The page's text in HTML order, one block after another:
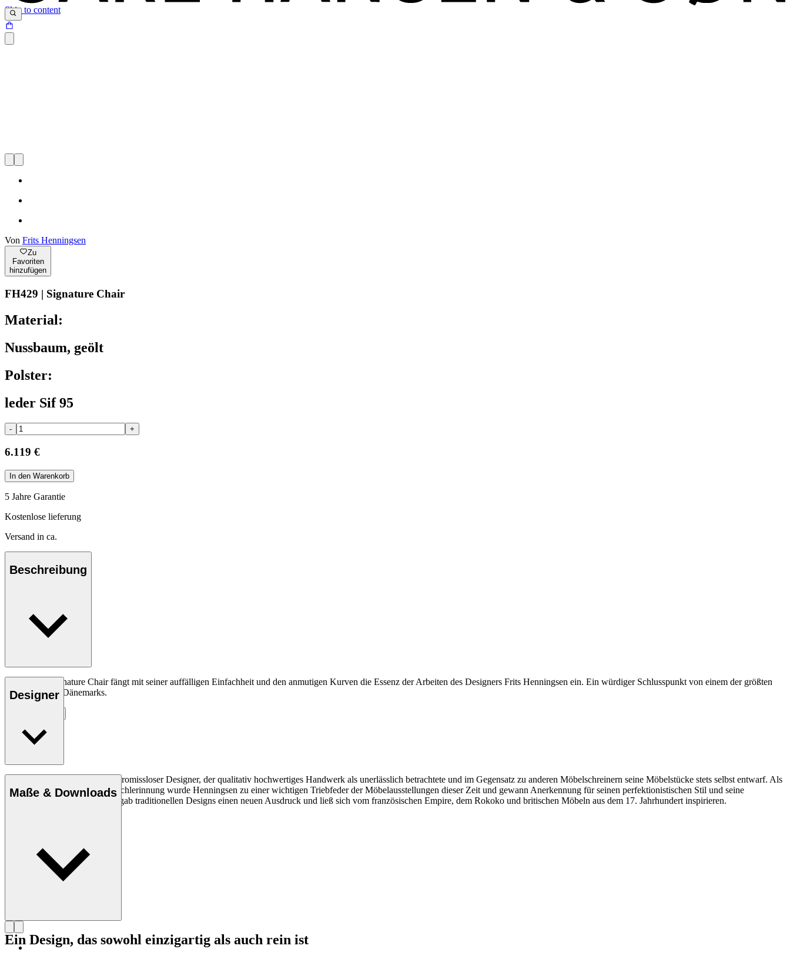
Skip to content
Von Frits Henningsen
Zu
Favoriten
hinzufügen
FH429 | Signature Chair
Material:
Nussbaum, geölt
Polster:
leder Sif 95
- +
6.119 €
In den Warenkorb
5 Jahre Garantie
Kostenlose lieferung
Versand in ca.
Beschreibung
Der FH429 Signature Chair fängt mit seiner auffälligen Einfachheit und den anmutigen Kurven die Essenz der Arbeiten des Designers Frits Henningsen ein. Ein würdiger Schlusspunkt von einem der größten
Möbeldesigner Dänemarks.
Designer
Frits Henningsen war ein kompromissloser Designer, der qualitativ hochwertiges Handwerk als unerlässlich betrachtete und im Gegensatz zu anderen Möbelschreinern seine Möbelstücke stets selbst entwarf. Als
Mitglied der Kopenhagener Tischlerinnung wurde Henningsen zu einer wichtigen Triebfeder der Möbelausstellungen dieser Zeit und gewann Anerkennung für seinen perfektionistischen Stil und seine
dynamische Persönlichkeit. Er gab traditionellen Designs einen neuen Ausdruck und ließ sich vom französischen Empire, dem Rokoko und britischen Möbeln aus dem 17. Jahrhundert inspirieren.
Maße & Downloads
Ein Design, das sowohl einzigartig als auch rein ist